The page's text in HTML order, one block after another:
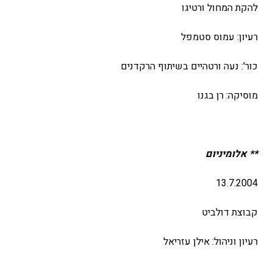
להקת המחול ורטיגו
רעיון: עמוס סטמפל
כור': נעה ורטהיים בשיתוף הרקדנים
מוסיקה: רן בגנו
** אלומיניום
13.7.2004
קבוצת דולביט
רעיון וניהול: אילן עזריאל